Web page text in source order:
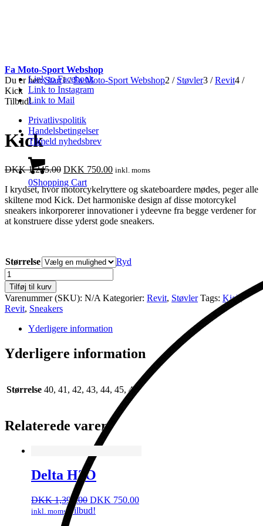
Link to Facebook
Link to Instagram
Link to Mail
Privatlivspolitik
Handelsbetingelser
Tilmeld nyhedsbrev
0Shopping Cart
Fa Moto-Sport Webshop
Du er her: Start1 / Fa Moto-Sport Webshop2 / Støvler3 / Revit4 /
Kick
Tilbud!
Kick
DKK1,245.00 Den
oprindelige
pris
var:
DKK
1,245.00.
DKK 750.00Den
pris
er:
DKK
750.00.
inkl. moms
I krydset, hvor motorcykelryttere og skateboardere mødes, peger alle
skiltene mod Kick. Det harmoniske design af disse motorcykel
sneakers inkorporerer innovationer i ydeevne fra begge verdener for
at konstruere disse yderst gode sneakers.
Størrelse
Ryd
Kick
antal
Tilføj til kurv
Varenummer (SKU): N/A Kategorier: Revit, Støvler Tags: Kick
Revit, Sneakers
Yderligere information
Yderligere information
Størrelse 40, 41, 42, 43, 44, 45, 46
Relaterede varer
Delta H2O
DKK1,395.00 Den
oprindelige
DKK 750.00Den
inkl. moms Tilbud!